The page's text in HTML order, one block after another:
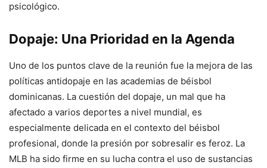
psicológico.
Dopaje: Una Prioridad en la Agenda
Uno de los puntos clave de la reunión fue la mejora de las
políticas antidopaje en las academias de béisbol
dominicanas. La cuestión del dopaje, un mal que ha
afectado a varios deportes a nivel mundial, es
especialmente delicada en el contexto del béisbol
profesional, donde la presión por sobresalir es feroz. La
MLB ha sido firme en su lucha contra el uso de sustancias